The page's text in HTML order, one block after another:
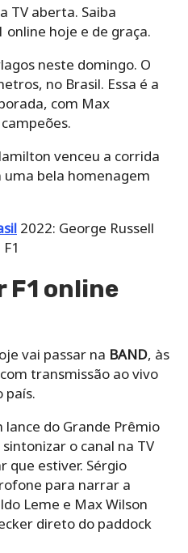
TV aberta. Saiba
hoje e de graça.
neste domingo. O
no Brasil. Essa é a
com Max
venceu a corrida
uma bela homenagem
2022: George Russell
F1 online
vai passar na BAND, às
transmissão ao vivo
país.
do Grande Prêmio
o canal na TV
que estiver. Sérgio
para narrar a
Leme e Max Wilson
direto do paddock